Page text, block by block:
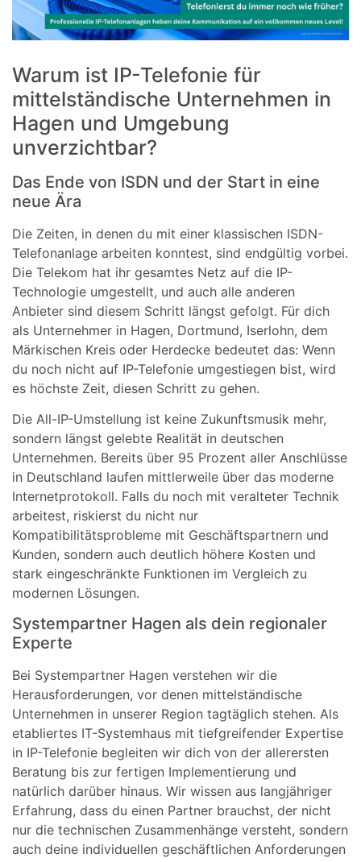
Warum ist IP-Telefonie für
mittelständische Unternehmen in
Hagen und Umgebung
unverzichtbar?
Das Ende von ISDN und der Start in eine
neue Ära
Die Zeiten, in denen du mit einer klassischen ISDN-
Telefonanlage arbeiten konntest, sind endgültig vorbei.
Die Telekom hat ihr gesamtes Netz auf die IP-
Technologie umgestellt, und auch alle anderen
Anbieter sind diesem Schritt längst gefolgt. Für dich
als Unternehmer in Hagen, Dortmund, Iserlohn, dem
Märkischen Kreis oder Herdecke bedeutet das: Wenn
du noch nicht auf IP-Telefonie umgestiegen bist, wird
es höchste Zeit, diesen Schritt zu gehen.
Die All-IP-Umstellung ist keine Zukunftsmusik mehr,
sondern längst gelebte Realität in deutschen
Unternehmen. Bereits über 95 Prozent aller Anschlüsse
in Deutschland laufen mittlerweile über das moderne
Internetprotokoll. Falls du noch mit veralteter Technik
arbeitest, riskierst du nicht nur
Kompatibilitätsprobleme mit Geschäftspartnern und
Kunden, sondern auch deutlich höhere Kosten und
stark eingeschränkte Funktionen im Vergleich zu
modernen Lösungen.
Systempartner Hagen als dein regionaler
Experte
Bei Systempartner Hagen verstehen wir die
Herausforderungen, vor denen mittelständische
Unternehmen in unserer Region tagtäglich stehen. Als
etabliertes IT-Systemhaus mit tiefgreifender Expertise
in IP-Telefonie begleiten wir dich von der allerersten
Beratung bis zur fertigen Implementierung und
natürlich darüber hinaus. Wir wissen aus langjähriger
Erfahrung, dass du einen Partner brauchst, der nicht
nur die technischen Zusammenhänge versteht, sondern
auch deine individuellen geschäftlichen Anforderungen